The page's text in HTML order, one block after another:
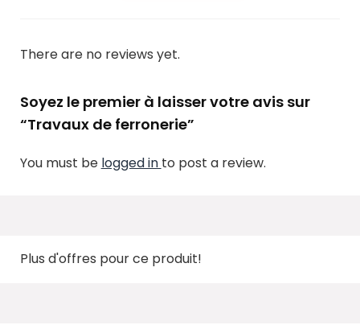
There are no reviews yet.
Soyez le premier à laisser votre avis sur
“Travaux de ferronerie”
You must be logged in to post a review.
Plus d'offres pour ce produit!